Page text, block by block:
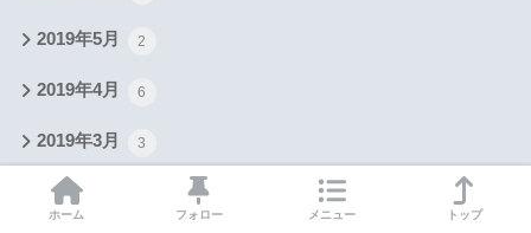
2019年5月 2
2019年4月 6
2019年3月 3
2019年1月
ホーム フォロー メニュー トップ